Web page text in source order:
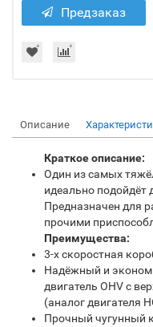
Предзаказ
Описание
Краткое описание:
Один из самых
идеально подойдёт
Предназначен для
прочими
Преимущества:
3-х скоростная
Надёжный и
двигатель OHV с
(аналог двигателя
Прочный чугунный